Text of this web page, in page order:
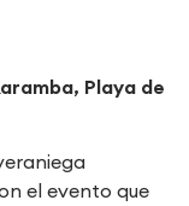
Playa de
el evento que